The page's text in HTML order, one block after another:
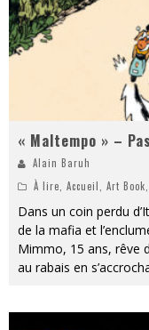
« Maltempo » –
Alain Baruh
À lire Accueil Art Book
Dans un coin perdu
de la mafia et
Mimmo, 15 ans, rêve
au rabais en